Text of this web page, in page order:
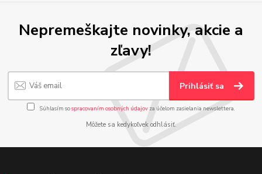
Nepremeškajte novinky, akcie a
zľavy!
Prihlásiť sa
Súhlasím sospracovaním osobných údajov za účelom zasielania newslettera.
Môžete sa kedykoľvek odhlásiť.